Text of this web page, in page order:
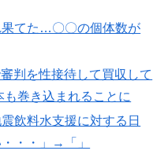
がこちらです」→「こんな
てた…〇〇の個体数が
判を性接待して買収して
巻き込まれることに
飲料水支援に対する日
・・」→「」